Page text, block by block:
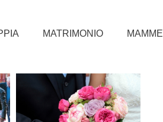
MATRIMONIO MAMME